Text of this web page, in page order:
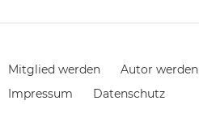
Navigation
überspringen
Mitglied werden Autor werden
Impressum
Datenschutz